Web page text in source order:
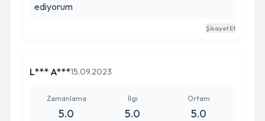
ediyorum
Şikayet Et
L*** A***15.09.2023
Zamanlama
5.0
İlgi
5.0
Ortam
5.0